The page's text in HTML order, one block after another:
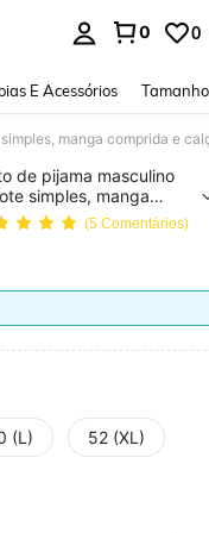
0 0
E Acessórios
manga comprida e
de pijama masculino
simples, manga
(5 Comentários)
(L) 52 (XL)